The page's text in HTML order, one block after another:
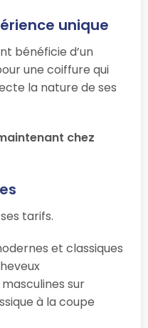
unique
bénéficie d’un
une coiffure qui
la nature de ses
chez
tarifs.
et classiques
sur
à la coupe